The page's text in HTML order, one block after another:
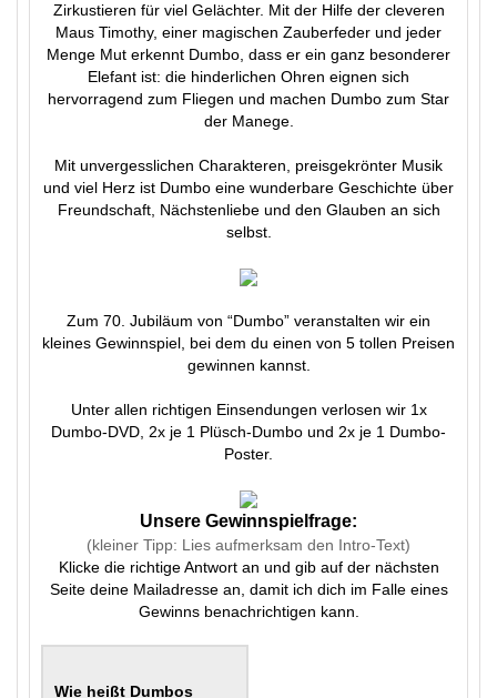
Zirkustieren für viel Gelächter. Mit der Hilfe der cleveren
Maus Timothy, einer magischen Zauberfeder und jeder
Menge Mut erkennt Dumbo, dass er ein ganz besonderer
Elefant ist: die hinderlichen Ohren eignen sich
hervorragend zum Fliegen und machen Dumbo zum Star
der Manege.
Mit unvergesslichen Charakteren, preisgekrönter Musik
und viel Herz ist Dumbo eine wunderbare Geschichte über
Freundschaft, Nächstenliebe und den Glauben an sich
selbst.
Zum 70. Jubiläum von “Dumbo” veranstalten wir ein
kleines Gewinnspiel, bei dem du einen von 5 tollen Preisen
gewinnen kannst.
Unter allen richtigen Einsendungen verlosen wir 1x
Dumbo-DVD, 2x je 1 Plüsch-Dumbo und 2x je 1 Dumbo-
Poster.
Unsere Gewinnspielfrage:
(kleiner Tipp: Lies aufmerksam den Intro-Text)
Klicke die richtige Antwort an und gib auf der nächsten
Seite deine Mailadresse an, damit ich dich im Falle eines
Gewinns benachrichtigen kann.
Wie heißt Dumbos